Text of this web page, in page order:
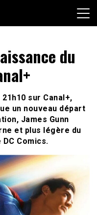
du
sur Canal+,
un nouveau départ
James Gunn
et plus légère du
Comics.